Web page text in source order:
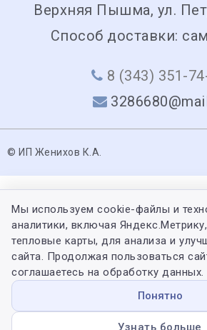
Верхняя Пышма, ул.
Способ доставки:
8 (343) 351-
© ИП Женихов К.А.
Мы используем cookie-файлы и
аналитики, включая
тепловые карты, для анализа и
сайта. Продолжая пользоваться
соглашаетесь на обработку данных.
Понятно
Узнать больше